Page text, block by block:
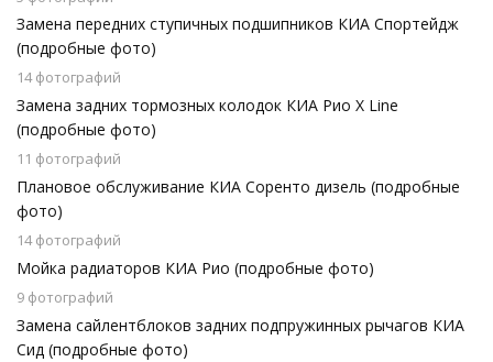
Замена передних ступичных подшипников КИА Спортейдж
(подробные фото)
14 фотографий
Замена задних тормозных колодок КИА Рио X Line
(подробные фото)
11 фотографий
Плановое обслуживание КИА Соренто дизель (подробные
фото)
14 фотографий
Мойка радиаторов КИА Рио (подробные фото)
9 фотографий
Замена сайлентблоков задних подпружинных рычагов КИА
Сид (подробные фото)